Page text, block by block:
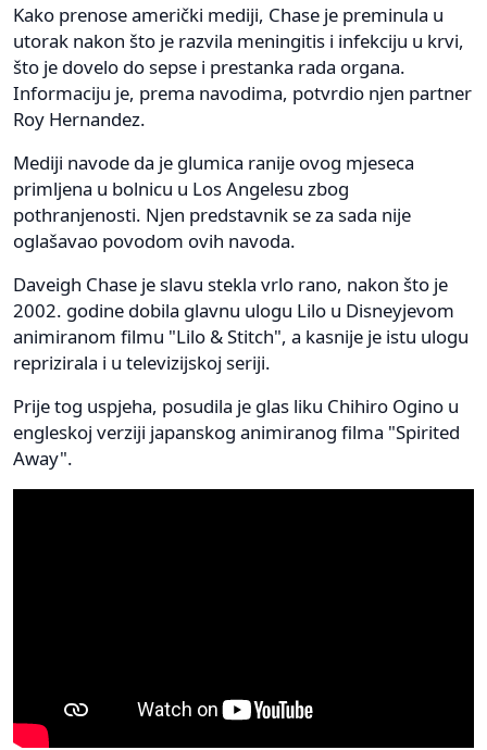
Kako prenose američki mediji, Chase je preminula u
utorak nakon što je razvila meningitis i infekciju u krvi,
što je dovelo do sepse i prestanka rada organa.
Informaciju je, prema navodima, potvrdio njen partner
Roy Hernandez.
Mediji navode da je glumica ranije ovog mjeseca
primljena u bolnicu u Los Angelesu zbog
pothranjenosti. Njen predstavnik se za sada nije
oglašavao povodom ovih navoda.
Daveigh Chase je slavu stekla vrlo rano, nakon što je
2002. godine dobila glavnu ulogu Lilo u Disneyjevom
animiranom filmu "Lilo & Stitch", a kasnije je istu ulogu
reprizirala i u televizijskoj seriji.
Prije tog uspjeha, posudila je glas liku Chihiro Ogino u
engleskoj verziji japanskog animiranog filma "Spirited
Away".